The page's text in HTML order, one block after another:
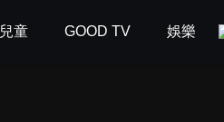
兒童 GOOD TV 娛樂